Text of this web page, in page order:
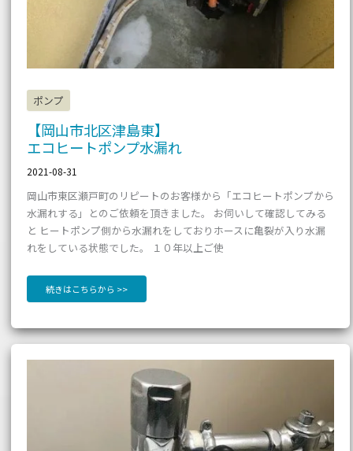
ポンプ
【岡山市北区津島東】
エコヒートポンプ水漏れ
2021-08-31
岡山市東区瀬戸町のリピートのお客様から「エコヒートポンプから
水漏れする」とのご依頼を頂きました。 お伺いして確認してみる
と ヒートポンプ側から水漏れをしておりホースに亀裂が入り水漏
れをしている状態でした。 １０年以上ご使
続きはこちらから >>
【倉
市